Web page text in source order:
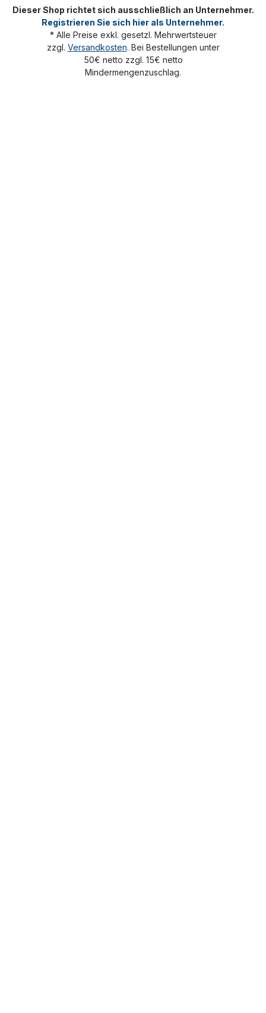
Dieser Shop richtet sich ausschließlich an Unternehmer.
Registrieren Sie sich hier als Unternehmer.
* Alle Preise exkl. gesetzl. Mehrwertsteuer
zzgl. Versandkosten. Bei Bestellungen unter
50€ netto zzgl. 15€ netto
Mindermengenzuschlag.